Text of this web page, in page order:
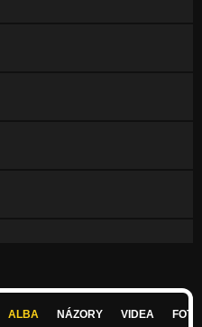
ALBA NÁZORY VIDEA